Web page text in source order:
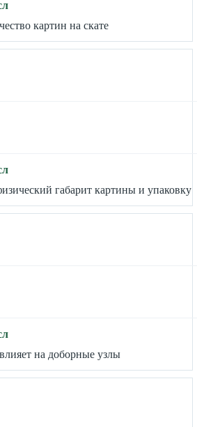
картин на скате
габарит картины и упаковку
на доборные узлы